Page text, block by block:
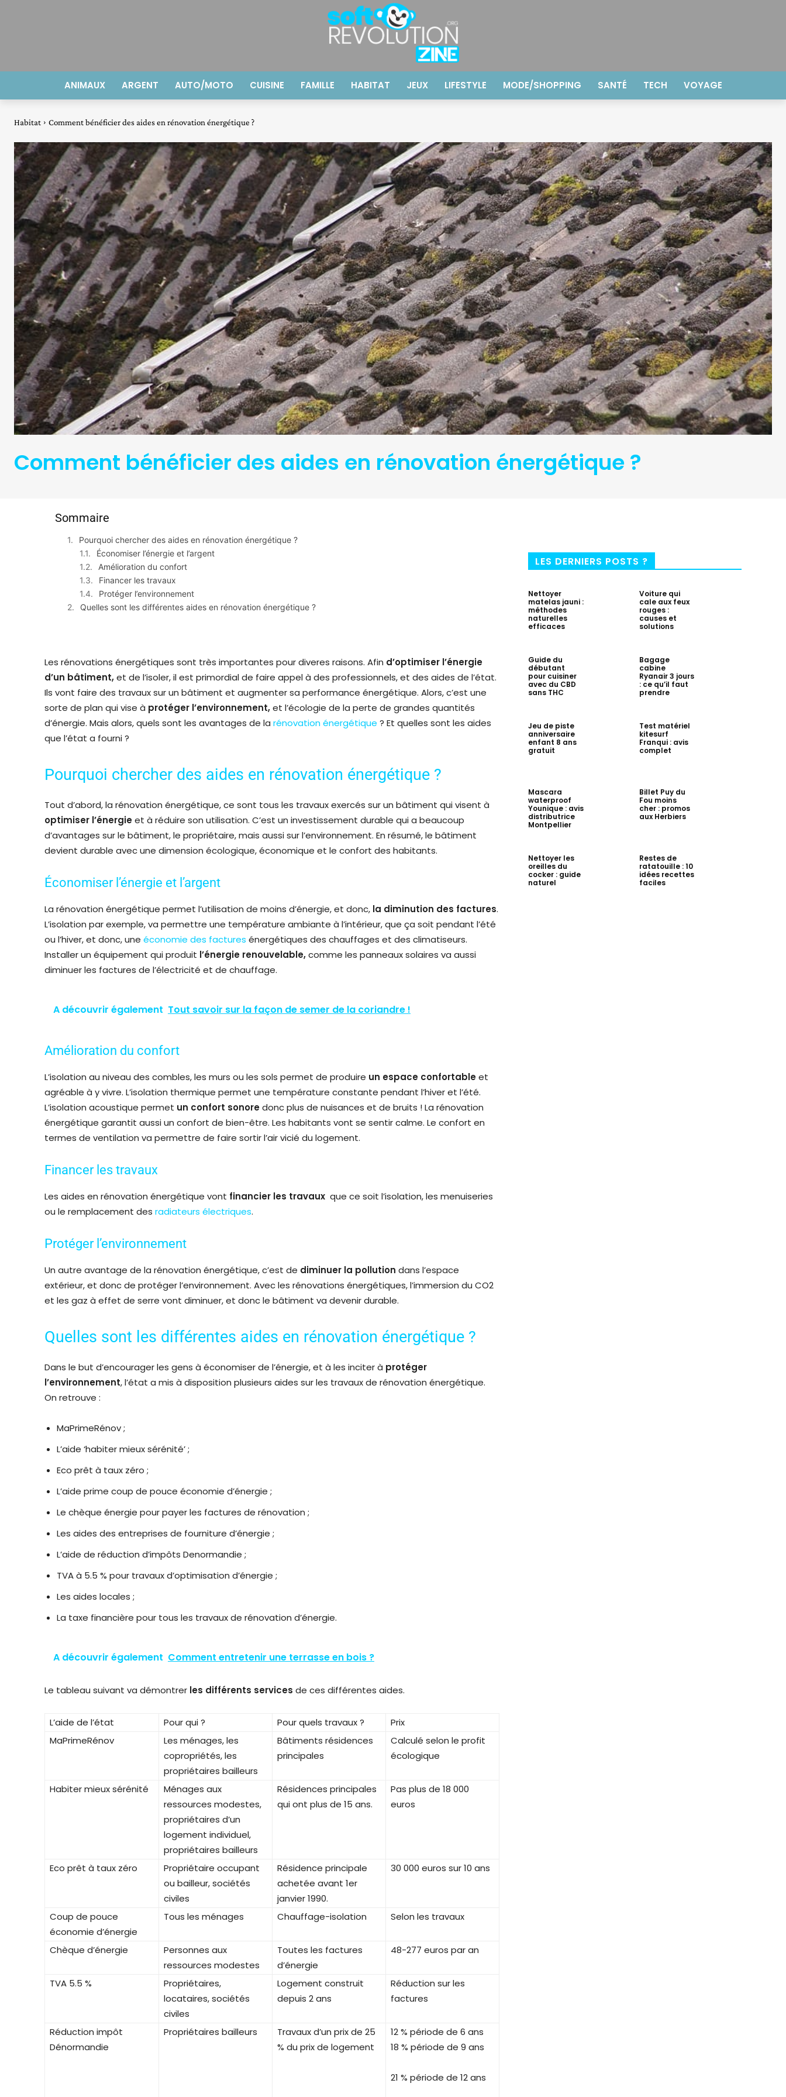
ANIMAUX ARGENT AUTO/MOTO CUISINE FAMILLE HABITAT JEUX LIFESTYLE MODE/SHOPPING SANTÉ TECH VOYAGE
Habitat Comment bénéficier des aides en rénovation énergétique ?
Comment bénéficier des aides en rénovation énergétique ?
Sommaire
Pourquoi chercher des aides en rénovation énergétique ?
Économiser l’énergie et l’argent
Amélioration du confort
Financer les travaux
Protéger l’environnement
Quelles sont les différentes aides en rénovation énergétique ?
Les rénovations énergétiques sont très importantes pour diveres raisons. Afin d’optimiser l’énergie
d’un bâtiment,et de l’isoler, il est primordial de faire appel à des professionnels, et des aides de l’état.
Ils vont faire des travaux sur un bâtiment et augmenter sa performance énergétique. Alors, c’est une
sorte de plan qui vise à protéger l’environnement,et l’écologie de la perte de grandes quantités
d’énergie. Mais alors, quels sont les avantages de la rénovation énergétique ? Et quelles sont les aides
que l’état a fourni ?
Pourquoi chercher des aides en rénovation énergétique ?
Tout d’abord, la rénovation énergétique, ce sont tous les travaux exercés sur un bâtiment qui visent à
optimiser l’énergieet à réduire son utilisation. C’est un investissement durable qui a beaucoup
d’avantages sur le bâtiment, le propriétaire, mais aussi sur l’environnement. En résumé, le bâtiment
devient durable avec une dimension écologique, économique et le confort des habitants.
Économiser l’énergie et l’argent
La rénovation énergétique permet l’utilisation de moins d’énergie, et donc, la diminution des factures.
L’isolation par exemple, va permettre une température ambiante à l’intérieur, que ça soit pendant l’été
ou l’hiver, et donc, une économie des factures énergétiques des chauffages et des climatiseurs.
Installer un équipement qui produit l’énergie renouvelable,comme les panneaux solaires va aussi
diminuer les factures de l’électricité et de chauffage.
A découvrir également Tout savoir sur la façon de semer de la coriandre !
Amélioration du confort
L’isolation au niveau des combles, les murs ou les sols permet de produire un espace confortableet
agréable à y vivre. L’isolation thermique permet une température constante pendant l’hiver et l’été.
L’isolation acoustique permet un confort sonoredonc plus de nuisances et de bruits ! La rénovation
énergétique garantit aussi un confort de bien-être. Les habitants vont se sentir calme. Le confort en
termes de ventilation va permettre de faire sortir l’air vicié du logement.
Financer les travaux
Les aides en rénovation énergétique vont financier les travaux que ce soit l’isolation, les menuiseries
ou le remplacement des radiateurs électriques.
Protéger l’environnement
Un autre avantage de la rénovation énergétique, c’est de diminuer la pollution dans l’espace
extérieur, et donc de protéger l’environnement. Avec les rénovations énergétiques, l’immersion du CO2
et les gaz à effet de serre vont diminuer, et donc le bâtiment va devenir durable.
Quelles sont les différentes aides en rénovation énergétique ?
Dans le but d’encourager les gens à économiser de l’énergie, et à les inciter à protéger
l’environnement, l’état a mis à disposition plusieurs aides sur les travaux de rénovation énergétique.
On retrouve :
MaPrimeRénov ;
L’aide ‘habiter mieux sérénité’ ;
Eco prêt à taux zéro ;
L’aide prime coup de pouce économie d’énergie ;
Le chèque énergie pour payer les factures de rénovation ;
Les aides des entreprises de fourniture d’énergie ;
L’aide de réduction d’impôts Denormandie ;
TVA à 5.5 % pour travaux d’optimisation d’énergie ;
Les aides locales ;
La taxe financière pour tous les travaux de rénovation d’énergie.
A découvrir également Comment entretenir une terrasse en bois ?
Le tableau suivant va démontrer les différents services de ces différentes aides.
L’aide de l’état Pour qui ? Pour quels travaux ?
Prix
MaPrimeRénov
Les ménages, les
copropriétés, les
propriétaires bailleurs
Bâtiments résidences
principales
Calculé selon le profit
écologique
Habiter mieux sérénité
Ménages aux
ressources modestes,
propriétaires d’un
logement individuel,
propriétaires bailleurs
Résidences principales
qui ont plus de 15 ans.
Pas plus de 18 000
euros
Eco prêt à taux zéro
Propriétaire occupant
ou bailleur, sociétés
civiles
Résidence principale
achetée avant 1er
janvier 1990.
30 000 euros sur 10 ans
Coup de pouce
économie d’énergie
Tous les ménages Chauffage-isolation Selon les travaux
Chèque d’énergie
Personnes aux
ressources modestes
Toutes les factures
d’énergie
48-277 euros par an
TVA 5.5 %
Propriétaires,
locataires, sociétés
civiles
Logement construit
depuis 2 ans
Réduction sur les
factures
Réduction impôt
Dénormandie
Propriétaires bailleurs
Travaux d’un prix de 25
% du prix de logement
12 % période de 6 ans
18 % période de 9 ans
21 % période de 12 ans
LES DERNIERS POSTS ?
Nettoyer
matelas jauni :
méthodes
naturelles
efficaces
Voiture qui
cale aux feux
rouges :
causes et
solutions
Guide du
débutant
pour cuisiner
avec du CBD
sans THC
Bagage
cabine
Ryanair 3 jours
: ce qu’il faut
prendre
Jeu de piste
anniversaire
enfant 8 ans
gratuit
Test matériel
kitesurf
Franqui : avis
complet
Mascara
waterproof
Younique : avis
distributrice
Montpellier
Billet Puy du
Fou moins
cher : promos
aux Herbiers
Nettoyer les
oreilles du
cocker : guide
naturel
Restes de
ratatouille : 10
idées recettes
faciles